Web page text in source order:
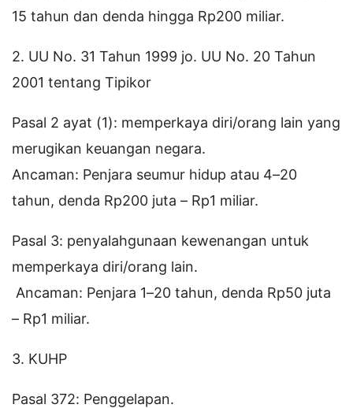
15 tahun dan denda hingga Rp200 miliar.
2. UU No. 31 Tahun 1999 jo. UU No. 20 Tahun
2001 tentang Tipikor
Pasal 2 ayat (1): memperkaya diri/orang lain yang
merugikan keuangan negara.
Ancaman: Penjara seumur hidup atau 4–20
tahun, denda Rp200 juta – Rp1 miliar.
Pasal 3: penyalahgunaan kewenangan untuk
memperkaya diri/orang lain.
Ancaman: Penjara 1–20 tahun, denda Rp50 juta
– Rp1 miliar.
3. KUHP
Pasal 372: Penggelapan.